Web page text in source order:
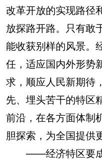
改革开放的实现路径
放探路开路。只有敢
能收获别样的风景。
任，适应国内外形势
求，顺应人民新期待
先、埋头苦干的特区
前沿，在各方面体制
胆探索，为全国提供
——经济特区要成